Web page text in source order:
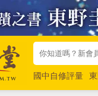
國中自修評量
唯紅花綻放
奧